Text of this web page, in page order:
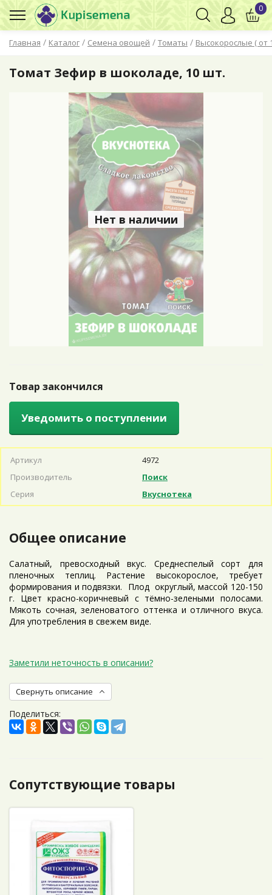
Главная / Каталог / Семена овощей / Томаты / Высокорослые ( от
0
Томат Зефир в шоколаде, 10 шт.
Нет в наличии
Товар закончился
Уведомить о поступлении
Артикул
4972
Производитель
Поиск
Серия
Вкуснотека
Общее описание
Салатный, превосходный вкус. Среднеспелый сорт для
пленочных теплиц. Растение высокорослое, требует
формирования и подвязки. Плод округлый, массой 120-150
г. Цвет красно-коричневый с тёмно-зелеными полосами.
Мякоть сочная, зеленоватого оттенка и отличного вкуса.
Для употребления в свежем виде.
Заметили неточность в описании?
Свернуть описание
Поделиться:
Сопутствующие товары